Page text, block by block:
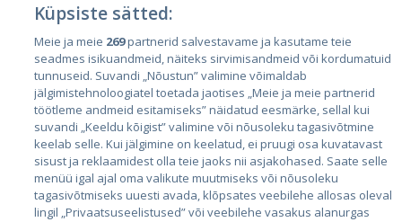
Riigid
Eesti
Läti
Leedu
Küpsiste sätted:
Meie ja meie 269partnerid salvestavame ja kasutame teie
seadmes isikuandmeid, näiteks sirvimisandmeid või kordumatuid
tunnuseid. Suvandi „Nõustun” valimine võimaldab
jälgimistehnoloogiatel toetada jaotises „Meie ja meie partnerid
töötleme andmeid esitamiseks” näidatud eesmärke, sellal kui
suvandi „Keeldu kõigist” valimine või nõusoleku tagasivõtmine
keelab selle. Kui jälgimine on keelatud, ei pruugi osa kuvatavast
sisust ja reklaamidest olla teie jaoks nii asjakohased. Saate selle
menüü igal ajal oma valikute muutmiseks või nõusoleku
tagasivõtmiseks uuesti avada, klõpsates veebilehe allosas oleval
lingil „Privaatsuseelistused” või veebilehe vasakus alanurgas